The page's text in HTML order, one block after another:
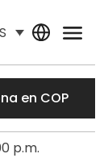
en COP
p.m.